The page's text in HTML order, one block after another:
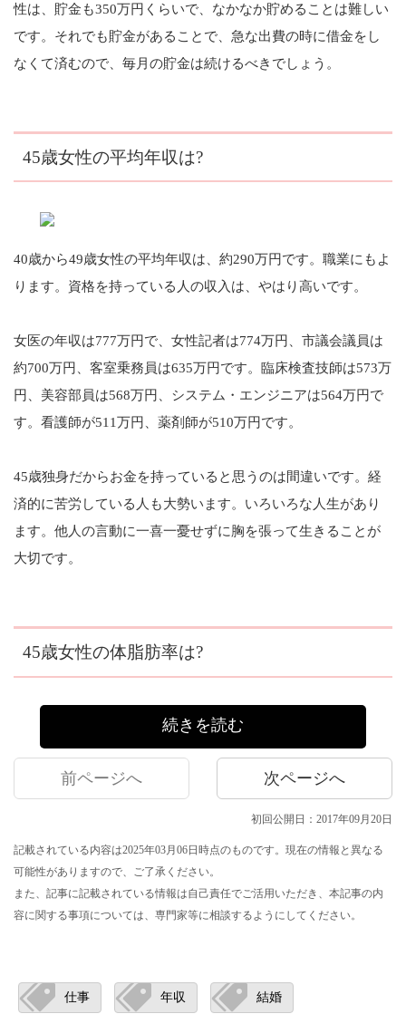
性は、貯金も350万円くらいで、なかなか貯めることは難しい
です。それでも貯金があることで、急な出費の時に借金をし
なくて済むので、毎月の貯金は続けるべきでしょう。
45歳女性の平均年収は?
40歳から49歳女性の平均年収は、約290万円です。職業にもよ
ります。資格を持っている人の収入は、やはり高いです。
女医の年収は777万円で、女性記者は774万円、市議会議員は
約700万円、客室乗務員は635万円です。臨床検査技師は573万
円、美容部員は568万円、システム・エンジニアは564万円で
す。看護師が511万円、薬剤師が510万円です。
45歳独身だからお金を持っていると思うのは間違いです。経
済的に苦労している人も大勢います。いろいろな人生があり
ます。他人の言動に一喜一憂せずに胸を張って生きることが
大切です。
45歳女性の体脂肪率は?
続きを読む
前ページへ 次ページへ
初回公開日：2017年09月20日
記載されている内容は2025年03月06日時点のものです。現在の情報と異なる
可能性がありますので、ご了承ください。
また、記事に記載されている情報は自己責任でご活用いただき、本記事の内
容に関する事項については、専門家等に相談するようにしてください。
仕事 年収 結婚